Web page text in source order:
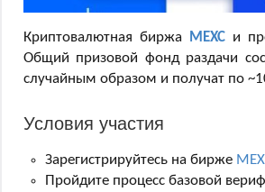
Криптовалютная биржа MEXC и
Общий призовой фонд раздачи
случайным образом и получат по
Условия участия
Зарегистрируйтесь на бирже
Пройдите процесс базовой